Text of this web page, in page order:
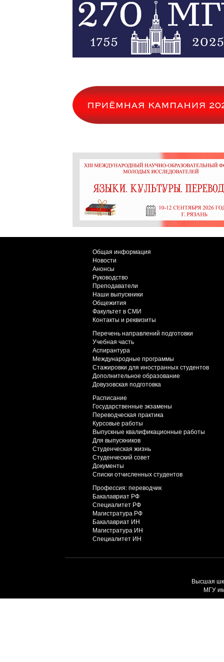
Общая информация
Новости
Анонсы
Руководство
Преподаватели
Наши выпускники
Общежития
Факультет в СМИ
Контакты и реквизиты
Перечень направлений подготовки
Учебная часть
Аспирантура
Международные программы
Стажировки для иностранных студентов
Дополнительное образование
Довузовская подготовка
Расписание
Государственные экзамены
Переводческая практика
Курсовые работы
Выпускные квалификационные работы
Для выпускников
Студенческая жизнь
Студенческий совет
Документы
Списки отчисленных студентов
Профессия: переводчик
Бакалавриат РФ
Специалитет РФ
Магистратура РФ
Бакалавриат ИН
Магистратура ИН
Специалитет ИН
Высшая
МГУ